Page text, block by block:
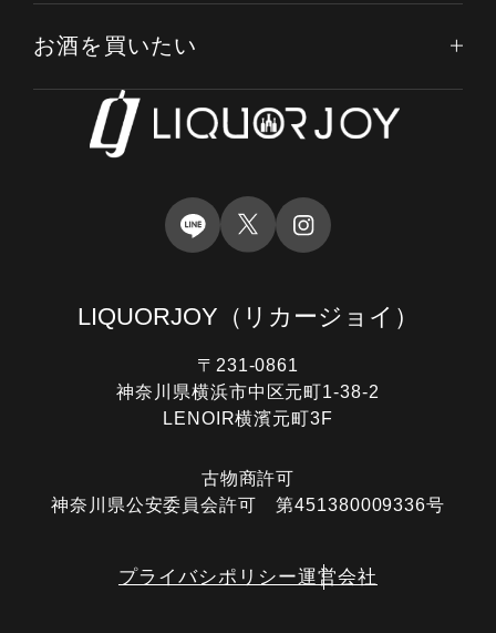
LIQUORJOY （リカージョイ）
〒231-0861
神奈川県横浜市中区元町1-38-2
LENOIR横濱元町3F
古物商許可
神奈川県公安委員会許可 第451380009336号
プライバシポリシー運営会社
お酒を買いたい